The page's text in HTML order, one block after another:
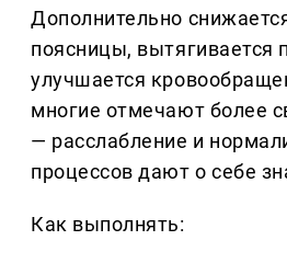
Дополнительно
поясницы, вытягивается
улучшается
многие отмечают более
— расслабление и
процессов дают о себе
Как выполнять: